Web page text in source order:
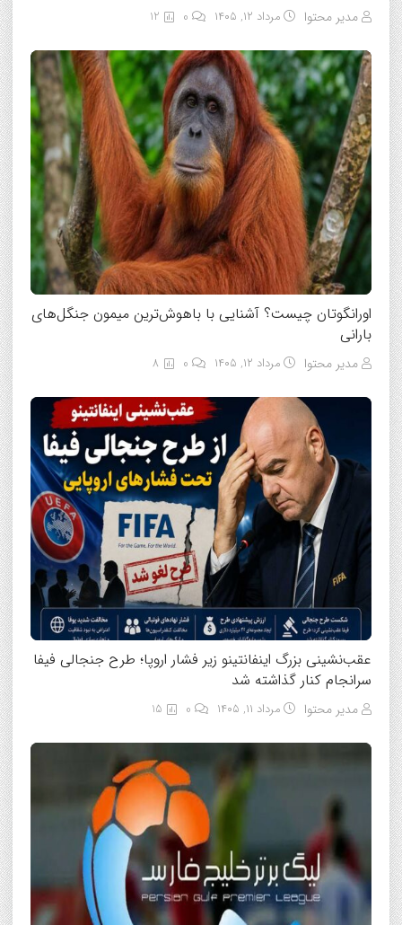
مدیر محتوا مرداد ۱۲, ۱۴۰۵ 12
اورانگوتان چیست؟ آشنایی با باهوش‌ترین میمون جنگل‌های
بارانی
مدیر محتوا مرداد ۱۲, ۱۴۰۵ 8
عقب‌نشینی بزرگ اینفانتینو زیر فشار اروپا؛ طرح جنجالی فیفا
سرانجام کنار گذاشته شد
مدیر محتوا مرداد ۱۱, ۱۴۰۵ 15